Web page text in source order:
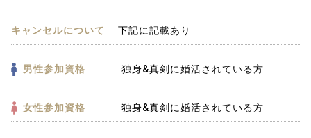
キャンセルについて 下記に記載あり
男性参加資格 独身&真剣に婚活されている方
女性参加資格 独身&真剣に婚活されている方